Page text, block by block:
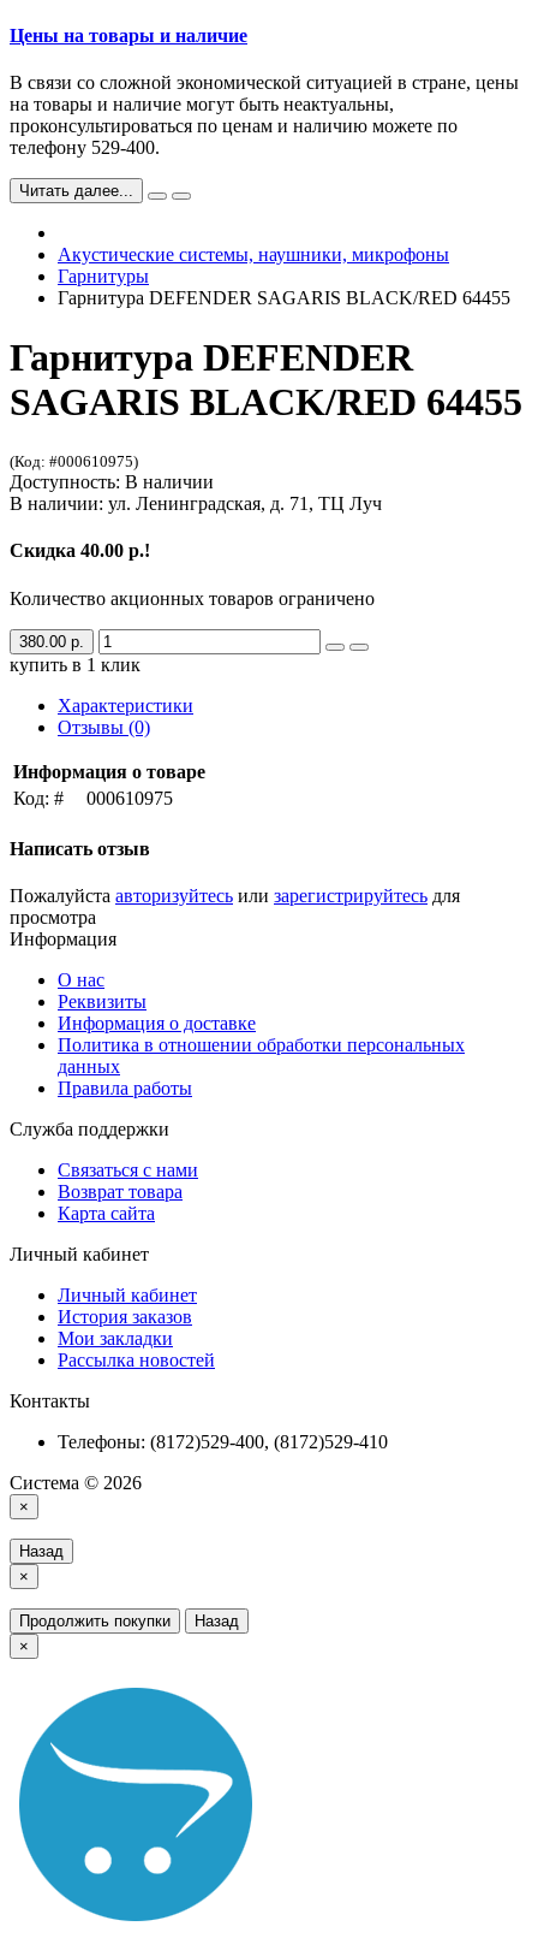
Цены на товары и наличие
В связи со сложной экономической ситуацией в стране, цены
на товары и наличие могут быть неактуальны,
проконсультироваться по ценам и наличию можете по
телефону 529-400.
Читать далее...
Акустические системы, наушники, микрофоны
Гарнитуры
Гарнитура DEFENDER SAGARIS BLACK/RED 64455
Гарнитура DEFENDER
SAGARIS BLACK/RED 64455
(Код: #000610975)
Доступность: В наличии
В наличии: ул. Ленинградская, д. 71, ТЦ Луч
Скидка 40.00 р.!
Количество акционных товаров ограничено
380.00 р.
купить в 1 клик
Характеристики
Отзывы (0)
Информация о товаре
Код: #
000610975
Написать отзыв
Пожалуйста авторизуйтесь или зарегистрируйтесь для
просмотра
Информация
О нас
Реквизиты
Информация о доставке
Политика в отношении обработки персональных
данных
Правила работы
Служба поддержки
Связаться с нами
Возврат товара
Карта сайта
Личный кабинет
Личный кабинет
История заказов
Мои закладки
Рассылка новостей
Контакты
Телефоны: (8172)529-400, (8172)529-410
Система © 2026
×
Назад
×
Продолжить покупки
Назад
×